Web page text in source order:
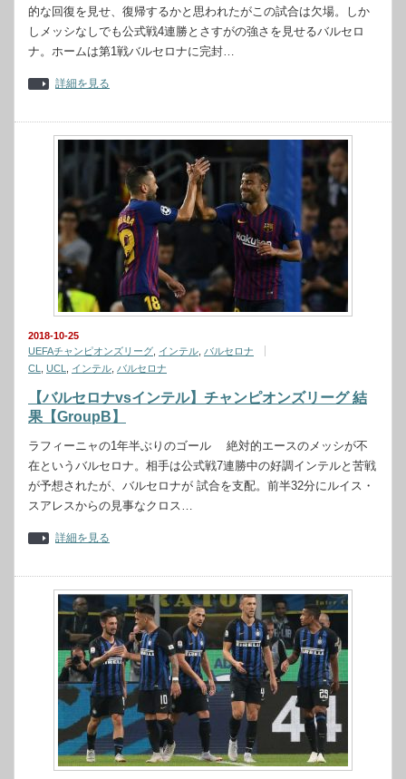
的な回復を見せ、復帰するかと思われたがこの試合は欠場。しか
しメッシなしでも公式戦4連勝とさすがの強さを見せるバルセロ
ナ。ホームは第1戦バルセロナに完封…
詳細を見る
2018-10-25
UEFAチャンピオンズリーグ インテル バルセロナ
CL
UCL インテル バルセロナ
【バルセロナvsインテル】チャンピオンズリーグ 結
果【GroupB】
ラフィーニャの1年半ぶりのゴール 絶対的エースのメッシが不
在というバルセロナ。相手は公式戦7連勝中の好調インテルと苦戦
が予想されたが、バルセロナが 試合を支配。前半32分にルイス・
スアレスからの見事なクロス…
詳細を見る